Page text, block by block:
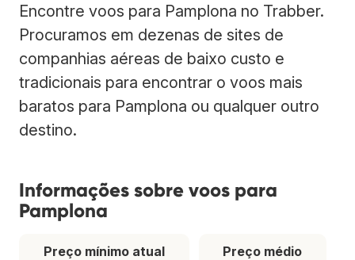
Encontre voos para Pamplona no Trabber.
Procuramos em dezenas de sites de
companhias aéreas de baixo custo e
tradicionais para encontrar o voos mais
baratos para Pamplona ou qualquer outro
destino.
Informações sobre voos para
Pamplona
Preço mínimo atual
Preço médio